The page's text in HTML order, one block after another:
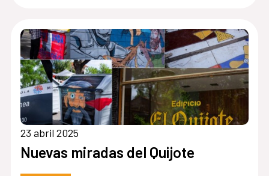
23 abril 2025
Nuevas miradas del Quijote